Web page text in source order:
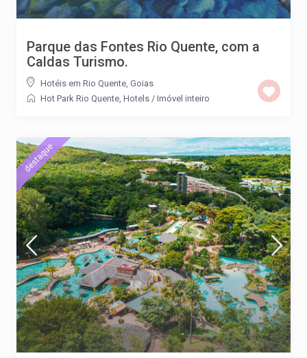
Parque das Fontes Rio Quente, com a
Caldas Turismo.
Hotéis em Rio Quente, Goias
Hot Park Rio Quente Hotels / Imóvel inteiro
destaque